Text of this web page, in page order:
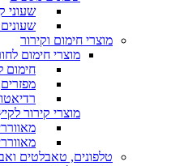
שעוני
מוצרי חימום וקירור
מוצרי חימום
חימום
מוצרי קירור
טלפונים, טאבלטים